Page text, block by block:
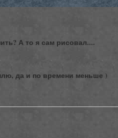
А то я сам рисовал....
да и по времени меньше )